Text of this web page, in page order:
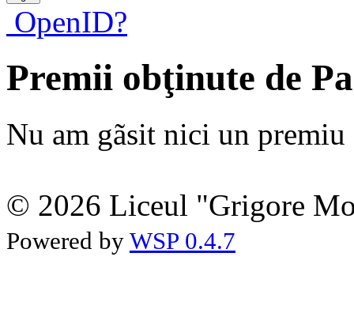
OpenID?
Premii obţinute de
Nu am gãsit nici un premiu
© 2026 Liceul "Grigore
Powered by WSP 0.4.7